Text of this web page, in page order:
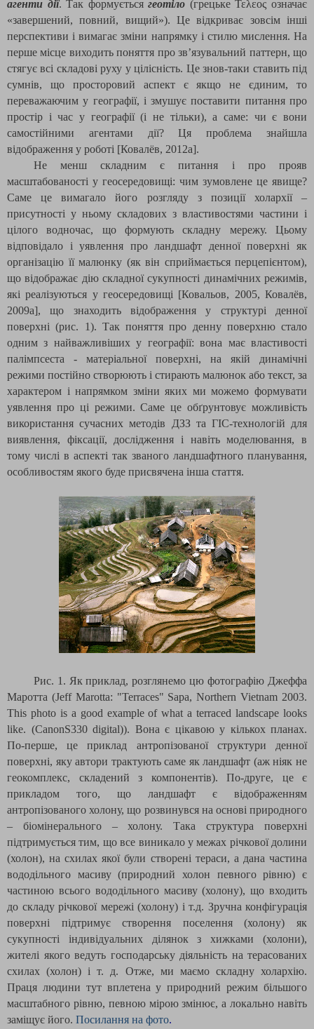
агенти дії. Так формуєтьсягеотіло (грецькеΤελεος означає
«завершений, повний, вищий»). Це відкриває зовсім інші
перспективи і вимагає зміни напрямку і стилю мислення. На
перше місце виходить поняття про зв’язувальний паттерн, що
стягує всі складові руху у цілісність. Це знов-таки ставить під
сумнів, що просторовий аспект є якщо не єдиним, то
переважаючим у географії, і змушує поставити питання про
простір і час у географії (і не тільки), а саме: чи є вони
самостійними агентами дії? Ця проблема знайшла
відображення у роботі [Ковалёв, 2012а].
Не менш складним є питання і про прояв
масштабованості у геосередовищі: чим зумовлене це явище?
Саме це вимагало його розгляду з позиції холархії –
присутності у ньому складових з властивостями частини і
цілого водночас, що формують складну мережу. Цьому
відповідало і уявлення про ландшафт денної поверхні як
організацію її малюнку (як він сприймається перцепієнтом),
що відображає дію складної сукупності динамічних режимів,
які реалізуються у геосередовищі [Ковальов, 2005, Ковалёв,
2009а], що знаходить відображення у структурі денної
поверхні (рис. 1). Так поняття про денну поверхню стало
одним з найважливіших у географії: вона має властивості
палімпсеста - матеріальної поверхні, на якій динамічні
режими постійно створюють і стирають малюнок або текст, за
характером і напрямком зміни яких ми можемо формувати
уявлення про ці режими. Саме це обґрунтовує можливість
використання сучасних методів ДЗЗ та ГІС-технологій для
виявлення, фіксації, дослідження і навіть моделювання, в
тому числі в аспекті так званого ландшафтного планування,
особливостям якого буде присвячена інша стаття.
Рис. 1. Як приклад, розглянемо цю фотографію Джеффа
Маротта (Jeff Marotta: "Terraces" Sapa,Northern Vietnam 2003.
This photo is a good example of what a terraced landscape looks
like. (CanonS330 digital)). Вона є цікавою у кількох планах.
По-перше, це приклад антропізованої структури денної
поверхні, яку автори трактують саме як ландшафт (аж ніяк не
геокомплекс, складений з компонентів). По-друге, це є
прикладом того, що ландшафт є відображенням
антропізованого холону, що розвинувся на основі природного
– біомінерального – холону. Така структура поверхні
підтримується тим, що все виникало у межах річкової долини
(холон), на схилах якої були створені тераси, а дана частина
вододільного масиву (природний холон певного рівню) є
частиною всього вододільного масиву (холону), що входить
до складу річкової мережі (холону) і т.д. Зручна конфігурація
поверхні підтримує створення поселення (холону) як
сукупності індивідуальних ділянок з хижками (холони),
жителі якого ведуть господарську діяльність на терасованих
схилах (холон) і т. д. Отже, ми маємо складну холархію.
Праця людини тут вплетена у природний режим більшого
масштабного рівню, певною мірою змінює, а локально навіть
заміщує його. Посилання на фото.